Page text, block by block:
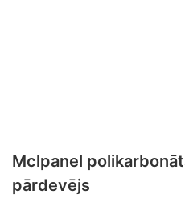
Mclpanel
pārdevējs